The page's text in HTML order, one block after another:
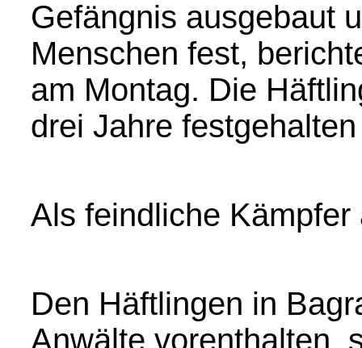
Gefängnis ausgebaut
Menschen fest,
am Montag. Die
drei Jahre
Als feindliche Kämpfer
Den Häftlingen in
Anwälte vorenthalten,